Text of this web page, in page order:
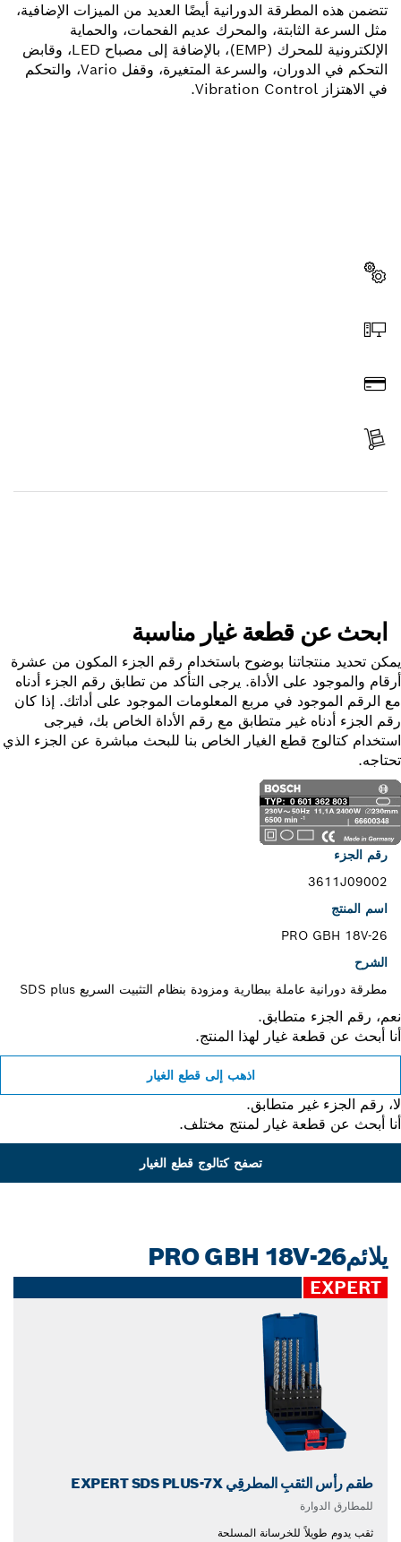
تتضمن هذه المطرقة الدورانية أيضًا العديد من الميزات الإضافية،
مثل السرعة الثابتة، والمحرك عديم الفحمات، والحماية
الإلكترونية للمحرك (EMP)، بالإضافة إلى مصباح LED، وقابض
التحكم في الدوران، والسرعة المتغيرة، وقفل Vario، والتحكم
في الاهتزاز Vibration Control.
ابحث عن قطعة غيار مناسبة
تحديد منتجاتنا بوضوح باستخدام رقم الجزء المكون من عشرة
والموجود على الأداة. يرجى التأكد من تطابق رقم الجزء أدناه
الرقم الموجود في مربع المعلومات الموجود على أداتك. إذا كان
الجزء أدناه غير متطابق مع رقم الأداة الخاص بك، فيرجى
كتالوج قطع الغيار الخاص بنا للبحث مباشرة عن الجزء الذي
رقم الجزء
3611J09002
اسم المنتج
PRO GBH 18V-26
الشرح
مطرقة دورانية عاملة ببطارية ومزودة بنظام التثبيت السريع SDS plus
رقم الجزء متطابق.
أبحث عن قطعة غيار لهذا المنتج.
اذهب إلى قطع الغيار
رقم الجزء غير متطابق.
أبحث عن قطعة غيار لمنتج مختلف.
تصفح كتالوج قطع الغيار
يلائمPRO GBH 18V-26
EXPERT
طقم رأس الثقبِ المطرقِي EXPERT SDS PLUS-7X
للمطارق الدوارة
ثقب يدوم طويلاً للخرسانة المسلحة